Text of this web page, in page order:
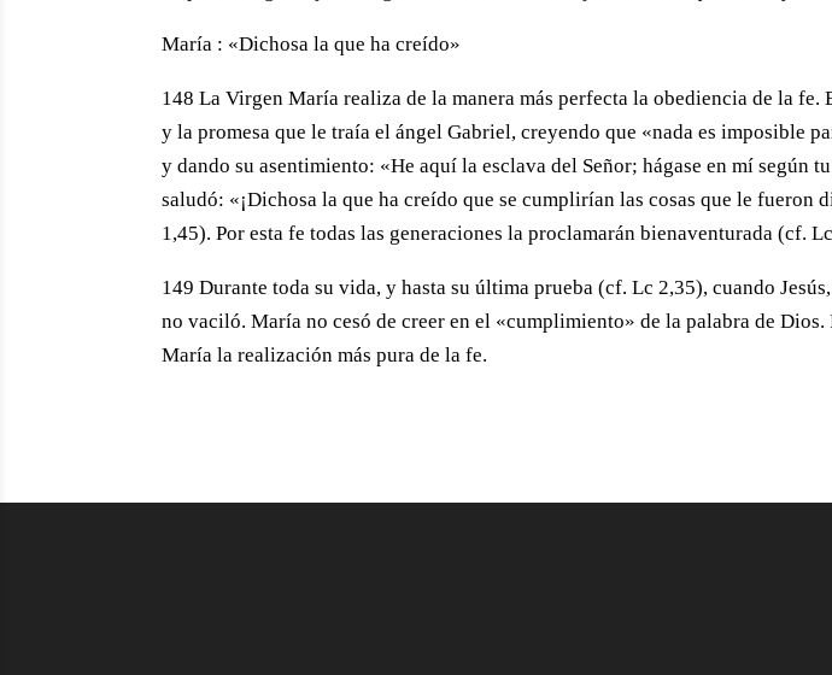
María : «Dichosa la que ha creído»
148 La Virgen María realiza de la manera más perfecta la obediencia de la
y la promesa que le traía el ángel Gabriel, creyendo que «nada es imposible
y dando su asentimiento: «He aquí la esclava del Señor; hágase en mí según
saludó: «¡Dichosa la que ha creído que se cumplirían las cosas que le fueron
1,45). Por esta fe todas las generaciones la proclamarán bienaventurada (cf.
149 Durante toda su vida, y hasta su última prueba (cf. Lc 2,35), cuando
no vaciló. María no cesó de creer en el «cumplimiento» de la palabra de
María la realización más pura de la fe.